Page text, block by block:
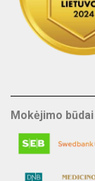
Mokėjimo būdai